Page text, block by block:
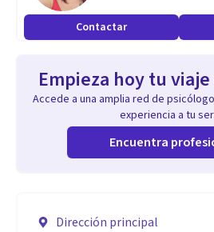
Contactar
Empieza hoy tu
Accede a una amplia red de
experiencia a tu
Encuentra
Dirección principal